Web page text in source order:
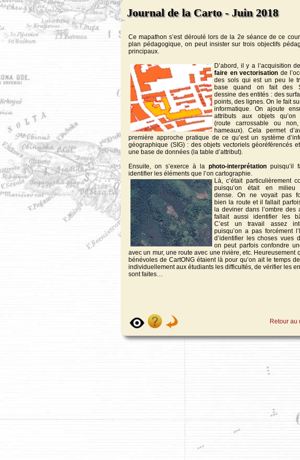
Journal de la Carto - Juin 2018
Ce mapathon s’est déroulé lors de la 2e séance de ce
plan pédagogique, on peut insister sur trois objectifs
principaux.
D’abord, il y a l’acquisition de
faire en vectorisation de
des sols qui est un peu le
base quand on fait des
dessine des entités : des
points, des lignes. On le fait
informatique. On ajoute
attributs aux objets qu’on
(route carrossable ou
hameaux). Cela permet
première approche pratique de ce qu’est un système
géographique (SIG) : des objets vectoriels géoréférencés
une base de données (la table d’attribut).
Ensuite, on s’exerce à la photo-interprétation puisqu’il
identifier les éléments que l’on cartographie.
Là, c’était particulièrement
puisqu’on était en milieu
dense. On ne voyait pas
bien la route et il fallait
la deviner dans l’ombre des
fallait aussi identifier les
C’est un travail assez
puisqu’on a pas forcément
d’identifier les choses vues
on peut parfois confondre
avec un mur, une route avec une rivière, etc. Heureusement
bénévoles de CartONG étaient là pour qu’on ait le temps
individuellement aux étudiants les difficultés, de vérifier les
sont faites…
Retour au